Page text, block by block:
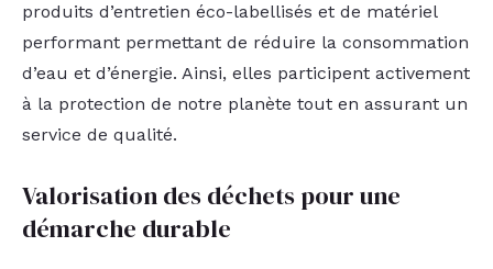
produits d’entretien éco-labellisés et de matériel
performant permettant de réduire la consommation
d’eau et d’énergie. Ainsi, elles participent activement
à la protection de notre planète tout en assurant un
service de qualité.
Valorisation des déchets pour une
démarche durable